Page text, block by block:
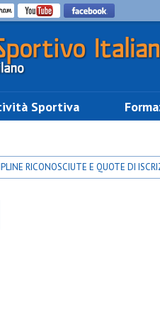
Sportiva
RICONOSCIUTE E QUOTE DI